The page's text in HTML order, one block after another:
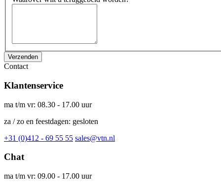
Verzenden
Contact
Klantenservice
ma t/m vr: 08.30 - 17.00 uur
za / zo en feestdagen: gesloten
+31 (0)412 - 69 55 55 sales@vtn.nl
Chat
ma t/m vr: 09.00 - 17.00 uur